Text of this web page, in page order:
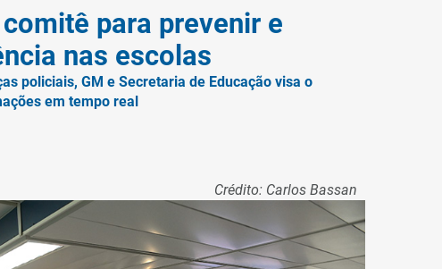
para prevenir e
nas escolas
policiais, GM e Secretaria de Educação visa o
em tempo real
Crédito: Carlos Bassan